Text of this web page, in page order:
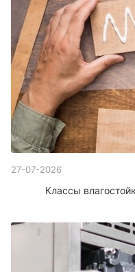
27-07-2026
Классы